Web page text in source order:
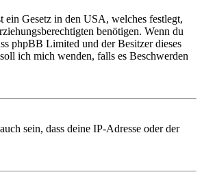
Gesetz in den USA, welches festlegt,
benötigen. Wenn du
phpBB Limited und der Besitzer dieses
ich mich wenden, falls es Beschwerden
sein, dass deine IP-Adresse oder der